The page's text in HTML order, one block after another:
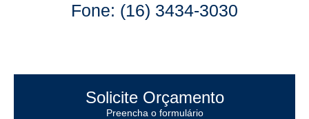
Fone: (16) 3434-3030
Solicite Orçamento
Preencha o formulário